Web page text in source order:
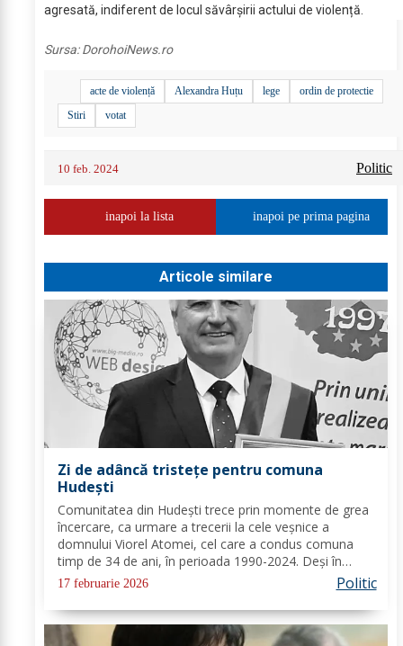
agresată, indiferent de locul săvârșirii actului de violență.
Sursa:DorohoiNews.ro
acte de violență Alexandra Huțu lege
ordin de protectie
Stiri
votat
10 feb. 2024 Politic
inapoi la lista inapoi pe prima pagina
Articole similare
Zi de adâncă tristețe pentru comuna
Hudești
Comunitatea din Hudești trece prin momente de grea
încercare, ca urmare a trecerii la cele veșnice a
domnului Viorel Atomei, cel care a condus comuna
timp de 34 de ani, în perioada 1990-2024. Deși în
ultima perioadă s-a confruntat cu probleme de
sănătate, vestea dispariției sale a adus multă durere...
17 februarie 2026 Politic